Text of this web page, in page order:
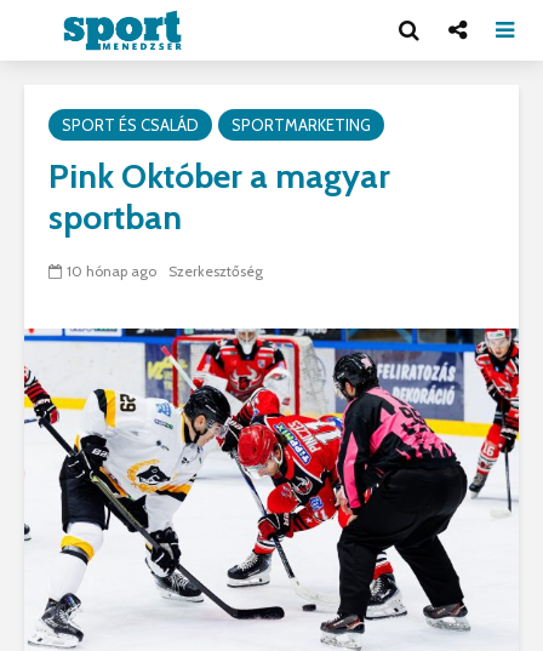
SPORT ÉS CSALÁD SPORTMARKETING
Pink Október a magyar
sportban
10 hónap ago Szerkesztőség